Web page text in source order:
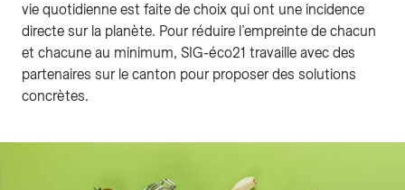
vie quotidienne est faite de choix qui ont une incidence
directe sur la planète. Pour réduire l’empreinte de chacun
et chacune au minimum, SIG-éco21 travaille avec des
partenaires sur le canton pour proposer des solutions
concrètes.